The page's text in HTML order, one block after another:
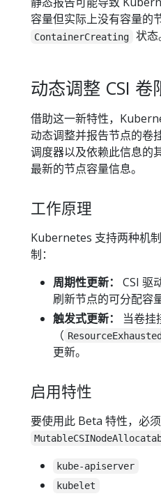
容量但实际上没有容量的
ContainerCreating 状态
动态调整 CSI 卷
借助这一新特性，
动态调整并报告节点的卷
调度器以及依赖此信息的
最新的节点容量信息。
工作原理
Kubernetes 支持两种机
制：
周期性更新：
CSI 驱
刷新节点的可分配容量
触发式更新：
当卷挂
（ ResourceExhausted
更新。
启用特性
要使用此 Beta 特性，必
kube-apiserver
kubelet